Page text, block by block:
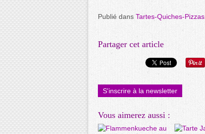
Publié dans Tartes-Quiches-Pizzas
Partager cet article
S'inscrire à la newsletter
Vous aimerez aussi :